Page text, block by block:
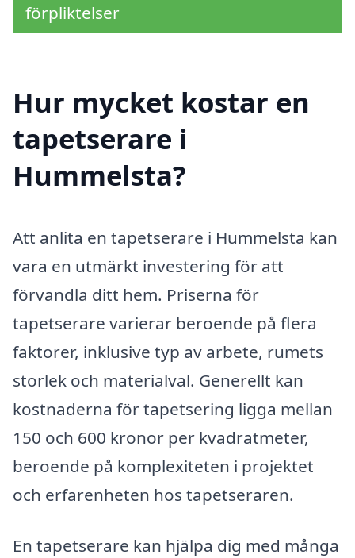
förpliktelser
Hur mycket kostar en
tapetserare i
Hummelsta?
Att anlita en tapetserare i Hummelsta kan
vara en utmärkt investering för att
förvandla ditt hem. Priserna för
tapetserare varierar beroende på flera
faktorer, inklusive typ av arbete, rumets
storlek och materialval. Generellt kan
kostnaderna för tapetsering ligga mellan
150 och 600 kronor per kvadratmeter,
beroende på komplexiteten i projektet
och erfarenheten hos tapetseraren.
En tapetserare kan hjälpa dig med många